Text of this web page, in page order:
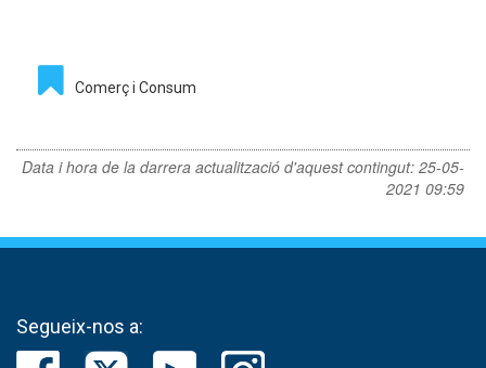
Comerç i Consum
Data i hora de la darrera actualització d'aquest contingut: 25-05-
2021 09:59
Segueix-nos a: